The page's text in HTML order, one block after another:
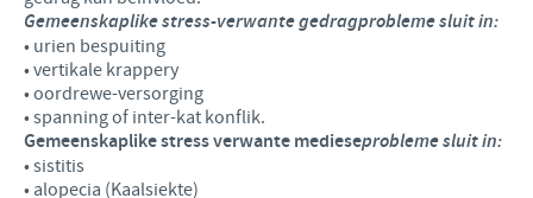
Gemeenskaplike stress-verwante gedragprobleme sluit in:
• urien bespuiting
• vertikale krappery
• oordrewe-versorging
• spanning of inter-kat konflik.
Gemeenskaplike stress verwante medieseprobleme sluit in:
• sistitis
• alopecia (Kaalsiekte)